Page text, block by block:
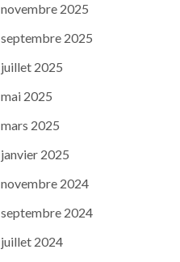
novembre 2025
septembre 2025
juillet 2025
mai 2025
mars 2025
janvier 2025
novembre 2024
septembre 2024
juillet 2024